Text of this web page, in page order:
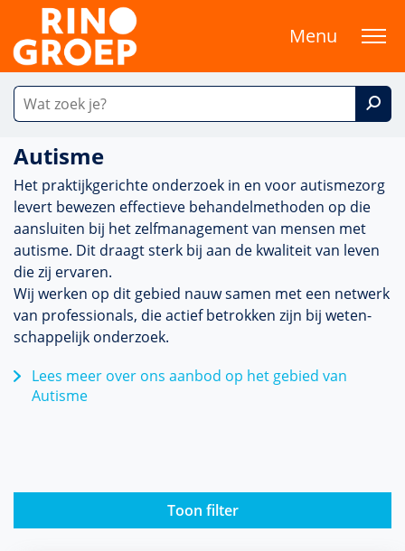
Menu
Autisme
Het prak­tijkgerichte onder­zoek in en voor autismezorg
levert bewezen effectieve behan­delmethoden op die
aansluiten bij het zelfmanagement van mensen met
autisme. Dit draagt sterk bij aan de kwaliteit van leven
die zij ervaren.
Wij werken op dit gebied nauw samen met een netwerk
van professionals, die actief betrokken zijn bij weten­
schappe­lijk onder­zoek.
Lees meer over ons aanbod op het gebied van
Autisme
Toon filter